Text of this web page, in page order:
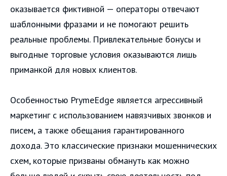
оказывается фиктивной — операторы отвечают
шаблонными фразами и не помогают решить
реальные проблемы. Привлекательные бонусы и
выгодные торговые условия оказываются лишь
приманкой для новых клиентов.
Особенностью PrymeEdge является агрессивный
маркетинг с использованием навязчивых звонков и
писем, а также обещания гарантированного
дохода. Это классические признаки мошеннических
схем, которые призваны обмануть как можно